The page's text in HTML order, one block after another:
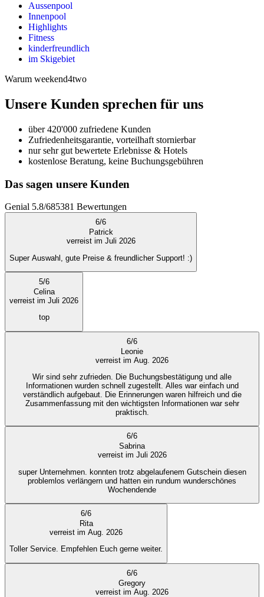
Aussenpool
Innenpool
Highlights
Fitness
kinderfreundlich
im Skigebiet
Warum weekend4two
Unsere Kunden sprechen für uns
über 420'000 zufriedene Kunden
Zufriedenheitsgarantie, vorteilhaft stornierbar
nur sehr gut bewertete Erlebnisse & Hotels
kostenlose Beratung, keine Buchungsgebühren
Das sagen unsere Kunden
Genial 5.8/685381 Bewertungen
6/6
Patrick
verreist im Juli 2026
Super Auswahl, gute Preise & freundlicher Support! :)
5/6
Celina
verreist im Juli 2026
top
6/6
Leonie
verreist im Aug. 2026
Wir sind sehr zufrieden. Die Buchungsbestätigung und alle
Informationen wurden schnell zugestellt. Alles war einfach und
verständlich aufgebaut. Die Erinnerungen waren hilfreich und die
Zusammenfassung mit den wichtigsten Informationen war sehr
praktisch.
6/6
Sabrina
verreist im Juli 2026
super Unternehmen. konnten trotz abgelaufenem Gutschein diesen
problemlos verlängern und hatten ein rundum wunderschönes
Wochendende
6/6
Rita
verreist im Aug. 2026
Toller Service. Empfehlen Euch gerne weiter.
6/6
Gregory
verreist im Aug. 2026